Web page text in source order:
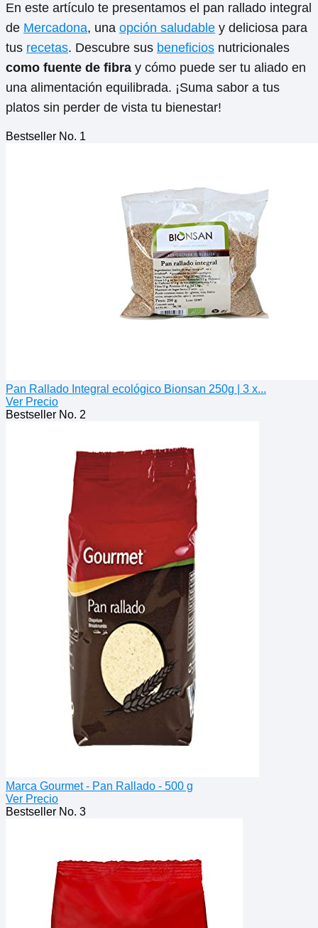
En este artículo te presentamos el pan rallado integral
de Mercadona, una opción saludable y deliciosa para
tus recetas. Descubre sus beneficios nutricionales
como fuente de fibra y cómo puede ser tu aliado en
una alimentación equilibrada. ¡Suma sabor a tus
platos sin perder de vista tu bienestar!
Bestseller No. 1
Pan Rallado Integral ecológico Bionsan 250g | 3 x...
Ver Precio
Bestseller No. 2
Marca Gourmet - Pan Rallado - 500 g
Ver Precio
Bestseller No. 3